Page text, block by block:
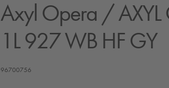
Axyl Opera / AXYL
1L 927 WB HF GY
96700756